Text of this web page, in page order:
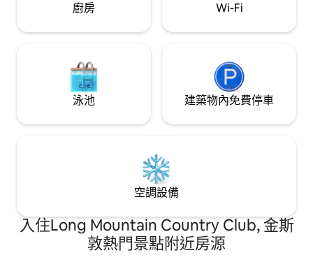
廚房 Wi-Fi
泳池 建築物內免費停車
空調設備
入住Long Mountain Country Club, 金斯
敦熱門景點附近房源